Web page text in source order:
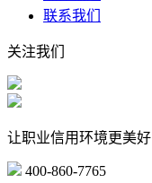
联系我们
关注我们
让职业信用环境更美好
400-860-7765